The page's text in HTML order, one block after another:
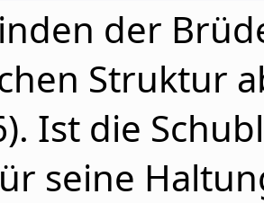
der
Struktur
Ist die
seine